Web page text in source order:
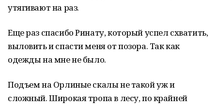
утягивают на раз.
Еще раз спасибо Ринату, который успел схватить,
выловить и спасти меня от позора. Так как
одежды на мне не было.
Подъем на Орлиные скалы не такой уж и
сложный. Широкая тропа в лесу, по крайней